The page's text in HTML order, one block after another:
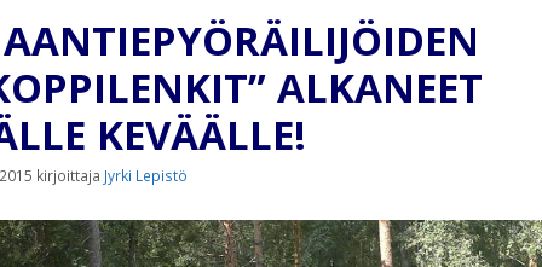
ALKANEET
KEVÄÄLLE!
kirjoittaja Jyrki Lepistö